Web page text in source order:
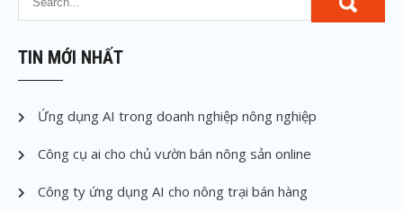
TIN MỚI NHẤT
Ứng dụng AI trong doanh nghiệp nông nghiệp
Công cụ ai cho chủ vườn bán nông sản online
Công ty ứng dụng AI cho nông trại bán hàng